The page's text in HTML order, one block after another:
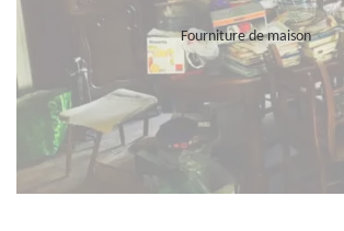
Fourniture de maison